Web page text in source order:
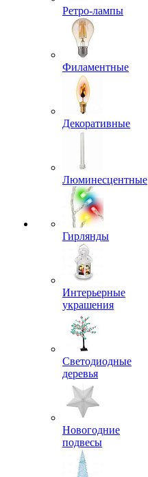
Ретро-лампы
Филаментные
Декоративные
Люминесцентные
Гирлянды
Интерьерные
украшения
Светодиодные
деревья
Новогодние
подвесы